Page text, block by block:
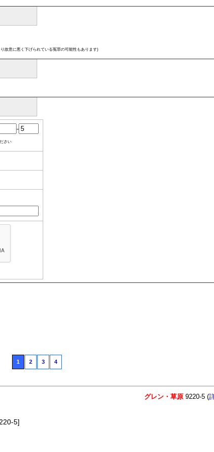
故意に悪く下げられている冤罪の可能性もあります)
-
さい
1 2 3 4
グレン・草原 9220-5 (
5]